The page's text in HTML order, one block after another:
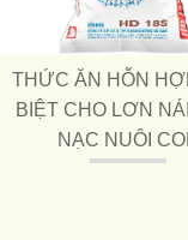
THỨC ĂN HỖN
BIỆT CHO LƠN
NẠC NUÔI